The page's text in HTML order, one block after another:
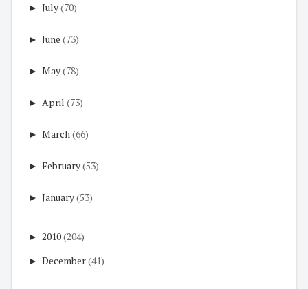
► July(70)
► June (73)
► May(78)
► April (73)
► March(66)
► February(53)
► January(53)
► 2010(204)
► December(41)